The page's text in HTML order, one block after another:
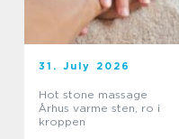
31. July 2026
Hot stone massage
Århus varme sten, ro i
kroppen